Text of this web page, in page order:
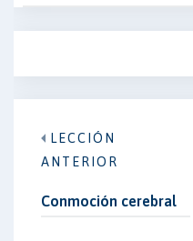
LECCIÓN
ANTERIOR
Conmoción cerebral